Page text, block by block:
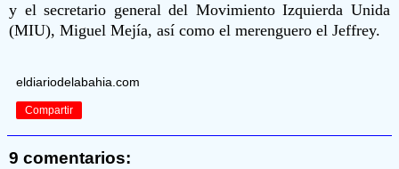
y el secretario general del Movimiento Izquierda Unida
(MIU), Miguel Mejía, así como el merenguero el Jeffrey.
eldiariodelabahia.com
Compartir
9 comentarios: